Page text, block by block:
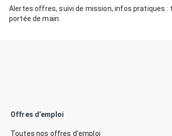
Alertes offres, suivi de mission, infos pratiques :
portée de main.
Offres d’emploi
Toutes nos offres d’emploi